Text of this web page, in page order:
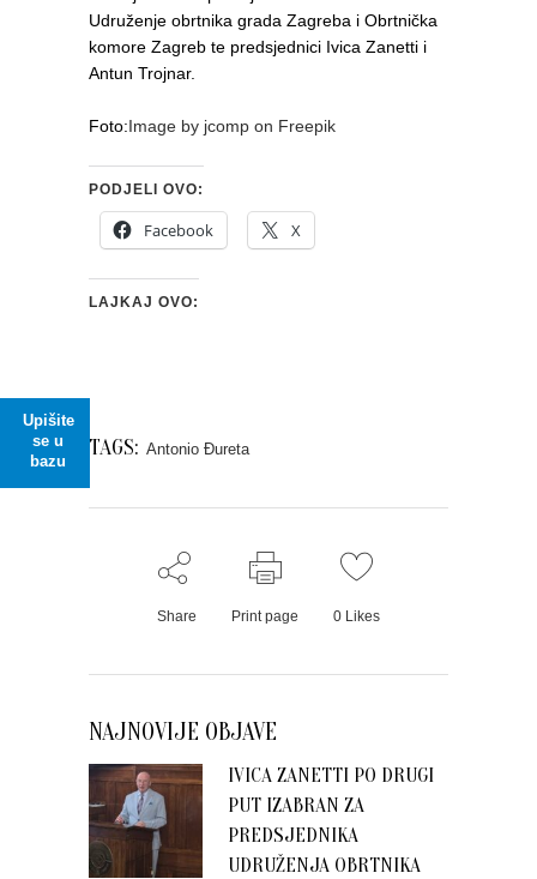
Upišite
se u
bazu
Udruženje obrtnika grada Zagreba i Obrtnička
komore Zagreb te predsjednici Ivica Zanetti i
Antun Trojnar.
Foto:Image by jcomp on Freepik
PODJELI OVO:
Facebook X
LAJKAJ OVO:
TAGS: Antonio Đureta
Share Print page 0 Likes
NAJNOVIJE OBJAVE
IVICA ZANETTI PO DRUGI
PUT IZABRAN ZA
PREDSJEDNIKA
UDRUŽENJA OBRTNIKA